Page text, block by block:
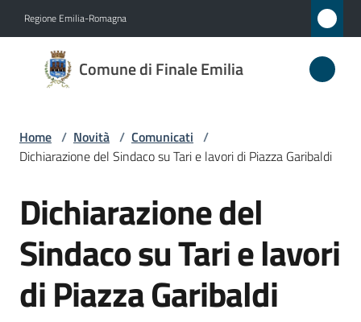
Regione Emilia-Romagna
Comune di Finale Emilia
Comune
di
Emilia
Amministrazione
Novità
Menu selezionato
Servizi
Home / Novità / Comunicati /
Dichiarazione del Sindaco su Tari e lavori di Piazza Garibaldi
Salta al contenuto
Dichiarazione del
Sindaco su Tari e lavori
di Piazza Garibaldi